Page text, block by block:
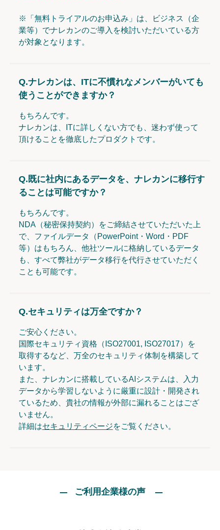
※「無料トライアルのお申込み」は、ビジネス（企
業等）でナレカンのご導入を検討いただいている方
が対象となります。
Q.ナレカンは、ITに不慣れなメンバーがいても
使うことができますか？
もちろんです。
ナレカンは、ITに詳しくない方でも、迷わず使って
頂けることを徹底したプロダクトです。
Q.既に社内にあるデータを、ナレカンに移行す
ることは可能ですか？
もちろんです。
NDA（秘密保持契約）をご締結させていただいた上
で、ファイルデータ（PowerPoint・Word・PDF
等）はもちろん、他社ツールに格納しているデータ
も、すべて弊社がデータ移行を代行させていただく
ことも可能です。
Q.セキュリティは万全ですか？
ご安心ください。
国際セキュリティ資格（ISO27001, ISO27017）を
取得するなど、万全のセキュリティ体制を構築して
います。
また、ナレカンに搭載しているAIシステムは、入力
データから学習しないように厳重に設計・開発され
ているため、貴社の情報が外部に漏れることはござ
いません。
詳細はセキュリティページをご覧ください。
ご利用企業様の声